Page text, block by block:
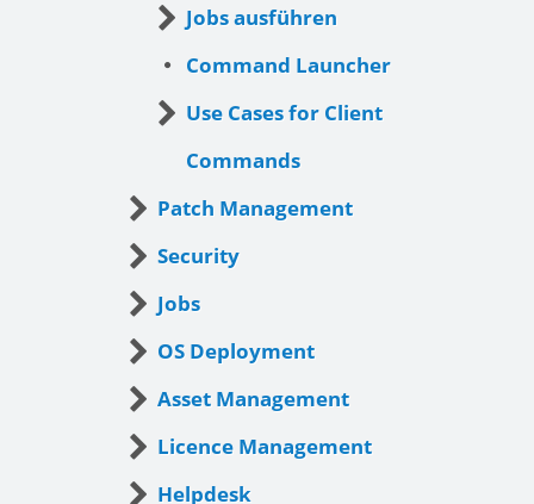
Jobs ausführen
Command Launcher
Use Cases for Client
Commands
Patch Management
Security
Jobs
OS Deployment
Asset Management
Licence Management
Helpdesk